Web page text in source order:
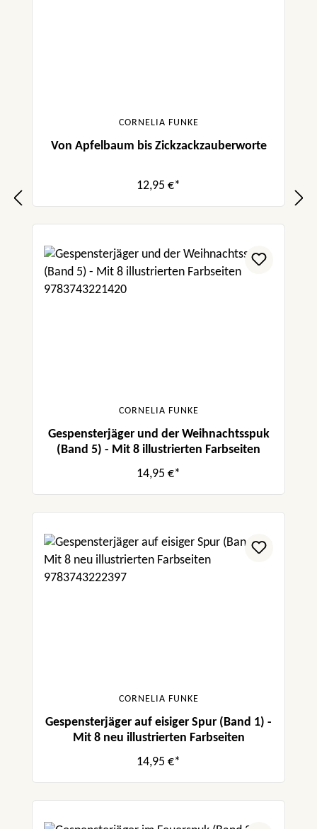
CORNELIA FUNKE
Von Apfelbaum bis Zickzackzauberworte
12,95 €*
CORNELIA FUNKE
Gespensterjäger und der Weihnachtsspuk
(Band 5) - Mit 8 illustrierten Farbseiten
14,95 €*
CORNELIA FUNKE
Gespensterjäger auf eisiger Spur (Band 1) -
Mit 8 neu illustrierten Farbseiten
14,95 €*